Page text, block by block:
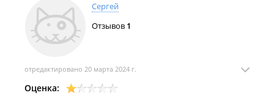
Сергей
Отзывов 1
отредактировано 20 марта 2024 г.
Оценка: